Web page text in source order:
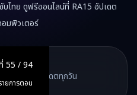
ไทย ดูฟรีออนไลน์ที่ RA15 อัปเดต
มพิวเตอร์
55 /94
ายการตอน
ไฟแค้นเผาใจ
ฟรี ที่รวบรวมหนังจีน ละครจีน มิ
พากย์ไทย อัปเดตทุกวัน